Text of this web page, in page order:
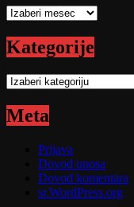
Arhive
Kategorije
Kategorije
Meta
Prijava
Dovod unosa
Dovod komentara
sr.WordPress.org